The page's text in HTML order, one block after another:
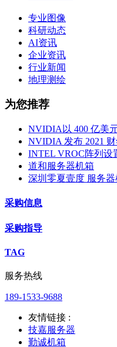
专业图像
科研动态
AI资讯
企业资讯
行业新闻
地理测绘
为您推荐
NVIDIA以 400 亿美
NVIDIA 发布 2021
INTEL VROC阵列设
道和服务器机箱
深圳零夏壹度 服务
采购信息
采购指导
TAG
服务热线
189-1533-9688
友情链接 :
技嘉服务器
勤诚机箱